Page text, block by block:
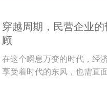
穿越周期，民营企业
顾
在这个瞬息万变的时代，经
享受着时代的东风，也需直